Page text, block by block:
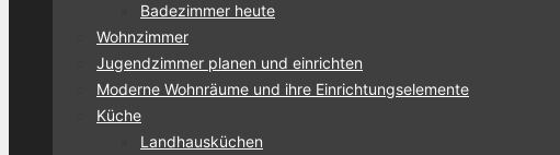
Badezimmer heute
Wohnzimmer
Jugendzimmer planen und einrichten
Moderne Wohnräume und ihre Einrichtungselemente
Küche
Landhausküchen